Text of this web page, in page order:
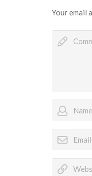
Your email